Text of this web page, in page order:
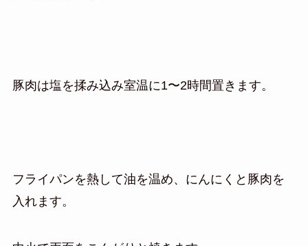
豚肉は塩を揉み込み室温に1〜2時間置きます。
フライパンを熱して油を温め、にんにくと豚肉を
入れます。